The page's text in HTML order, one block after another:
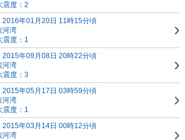
震度：2
2016年01月20日 11時15分頃
河湾
震度：1
2015年09月08日 20時22分頃
河湾
震度：3
2015年05月17日 03時59分頃
河湾
震度：1
2015年03月14日 00時12分頃
河湾